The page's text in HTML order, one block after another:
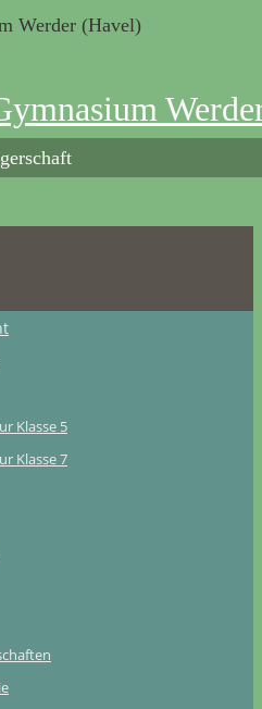
Klasse 5
Klasse 7